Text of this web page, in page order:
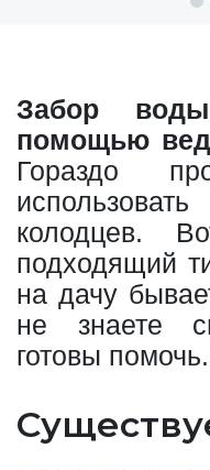
Забор
помощью
Гораздо
колодцев.
подходящий
на дачу
не знаете
готовы помочь.